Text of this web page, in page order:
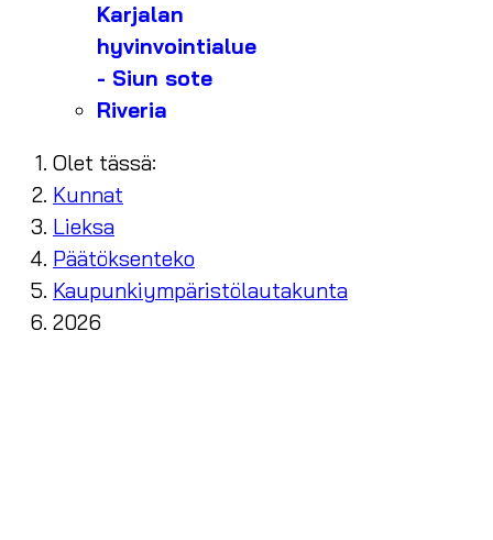
Karjalan
hyvinvointialue
- Siun sote
Riveria
Olet tässä:
Kunnat
Lieksa
Päätöksenteko
Kaupunkiympäristölautakunta
2026